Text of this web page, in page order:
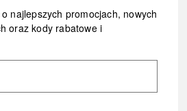
najlepszych promocjach, nowych
oraz kody rabatowe i